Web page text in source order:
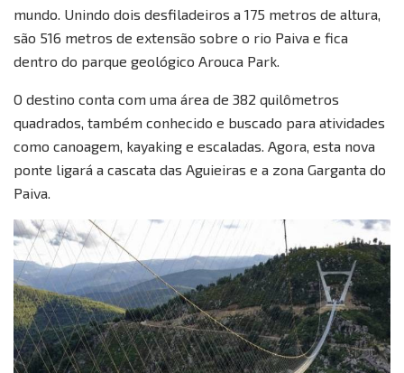
mundo. Unindo dois desfiladeiros a 175 metros de altura,
são 516 metros de extensão sobre o rio Paiva e fica
dentro do parque geológico Arouca Park.
O destino conta com uma área de 382 quilômetros
quadrados, também conhecido e buscado para atividades
como canoagem, kayaking e escaladas. Agora, esta nova
ponte ligará a cascata das Aguieiras e a zona Garganta do
Paiva.